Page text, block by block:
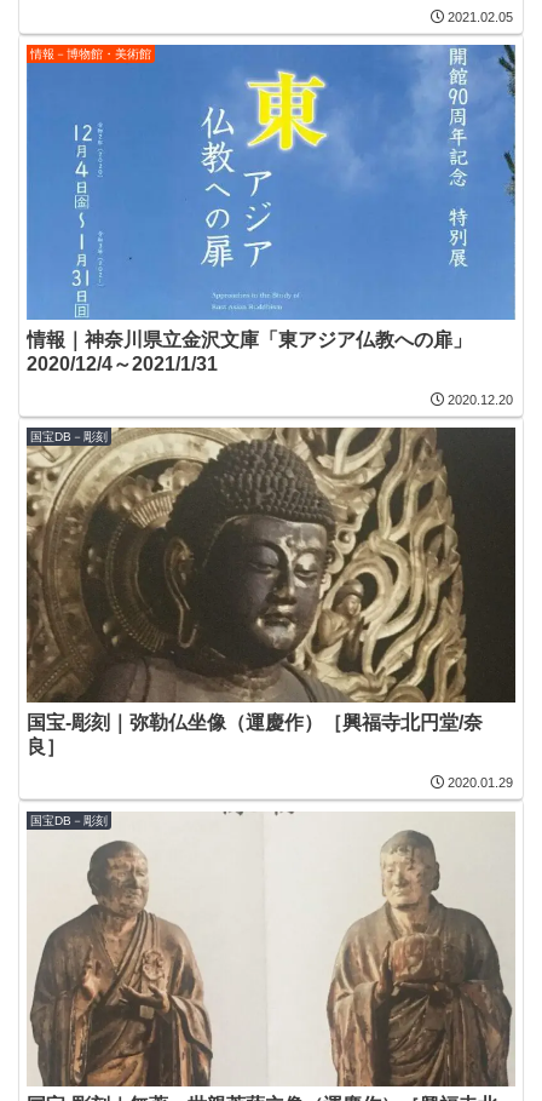
2021.02.05
情報－博物館・美術館
情報｜神奈川県立金沢文庫「東アジア仏教への扉」
2020/12/4～2021/1/31
2020.12.20
国宝DB－彫刻
国宝-彫刻｜弥勒仏坐像（運慶作）［興福寺北円堂/奈
良］
2020.01.29
国宝DB－彫刻